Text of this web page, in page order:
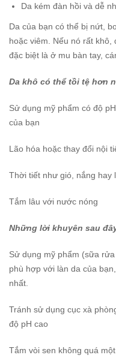
Da kém đàn hồi và dễ
Da của bạn có thể bị nứt,
hoặc viêm. Nếu nó rất khô,
đặc biệt là ở mu bàn tay,
Da khô có thể tồi tệ hơn
Sử dụng mỹ phẩm có độ
của bạn
Lão hóa hoặc thay đổi nội
Thời tiết như gió, nắng hay
Tắm lâu với nước nóng
Những lời khuyên sau
Sử dụng mỹ phẩm (sữa
phù hợp với làn da của
nhất.
Tránh sử dụng cục xà
độ pH cao
Tắm vòi sen không quá